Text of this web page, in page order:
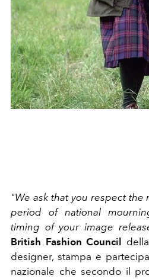
"We ask that you respect
period of national
timing of your image
British Fashion Council
designer, stampa e
nazionale che secondo il